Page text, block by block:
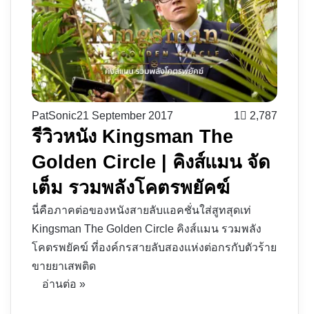
PatSonic21 September 2017 1 2,787
รีวิวหนัง Kingsman The
Golden Circle | คิงส์แมน จัด
เต็ม รวมพลังโคตรพยัคฆ์
นี่คือภาคต่อของหนังสายลับแอคชั่นใส่สูทสุดเท่
Kingsman The Golden Circle คิงส์แมน รวมพลัง
โคตรพยัคฆ์ ที่องค์กรสายลับสองแห่งต่อกรกับตัวร้าย
ขายยาเสพติด
อ่านต่อ »